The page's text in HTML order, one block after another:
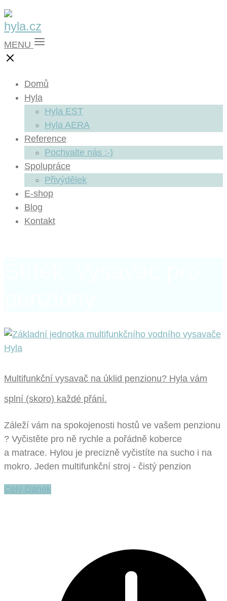
MENU
Domů
Hyla
Hyla EST
Hyla AERA
Reference
Pochvalte nás :-)
Spolupráce
Přivýdělek
E-shop
Blog
Kontakt
Multifunkční vysavač na úklid penzionu? Hyla vám
splní (skoro) každé přání.
Záleží vám na spokojenosti hostů ve vašem penzionu
? Vyčistěte pro ně rychle a pořádně koberce
a matrace. Hylou je precizně vyčistíte na sucho i na
mokro. Jeden multifunkční stroj - čistý penzion
Celý článek